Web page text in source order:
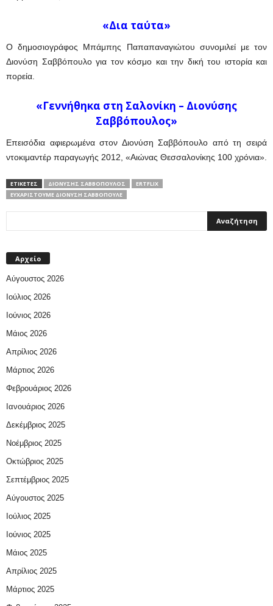
«Δια ταύτα»
Ο δημοσιογράφος Μπάμπης Παπαπαναγιώτου συνομιλεί με τον
Διονύση Σαββόπουλο για τον κόσμο και την δική του ιστορία και
πορεία.
«Γεννήθηκα στη Σαλονίκη – Διονύσης
Σαββόπουλος»
Επεισόδια αφιερωμένα στον Διονύση Σαββόπουλο από τη σειρά
ντοκιμαντέρ παραγωγής 2012, «Αιώνας Θεσσαλονίκης 100 χρόνια».
ΕΤΙΚΕΤΕΣ ΔΙΟΝΎΣΗΣ ΣΑΒΒΌΠΟΥΛΟΣ
ΕRTFLIX
ΕΥΧΑΡΙΣΤΟΎΜΕ ΔΙΟΝΎΣΗ ΣΑΒΒΌΠΟΥΛΕ
Αρχείο
Αύγουστος 2026
Ιούλιος 2026
Ιούνιος 2026
Μάιος 2026
Απρίλιος 2026
Μάρτιος 2026
Φεβρουάριος 2026
Ιανουάριος 2026
Δεκέμβριος 2025
Νοέμβριος 2025
Οκτώβριος 2025
Σεπτέμβριος 2025
Αύγουστος 2025
Ιούλιος 2025
Ιούνιος 2025
Μάιος 2025
Απρίλιος 2025
Μάρτιος 2025